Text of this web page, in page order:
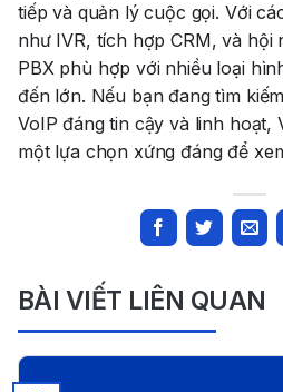
tiếp và quản lý cuộc gọi. Với
như IVR, tích hợp CRM, và hội
PBX phù hợp với nhiều loại
đến lớn. Nếu bạn đang tìm
VoIP đáng tin cậy và linh hoạt,
một lựa chọn xứng đáng để
BÀI VIẾT LIÊN QUAN